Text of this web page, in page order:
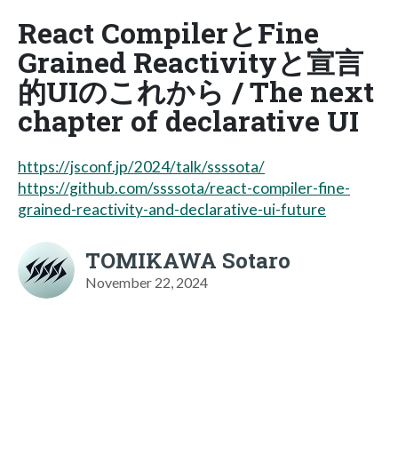
React CompilerとFine
Grained Reactivityと宣言
的UIのこれから / The next
chapter of declarative UI
https://jsconf.jp/2024/talk/ssssota/
https://github.com/ssssota/react-compiler-fine-
grained-reactivity-and-declarative-ui-future
TOMIKAWA Sotaro
November 22, 2024